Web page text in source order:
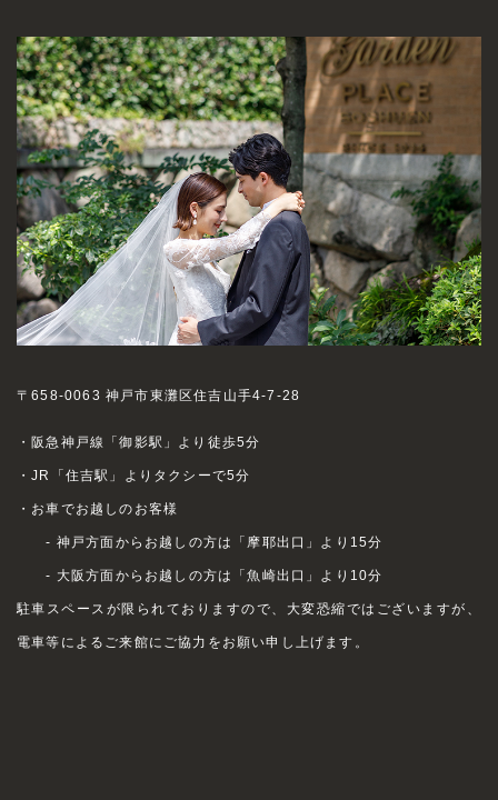
〒658-0063 神戸市東灘区住吉山手4-7-28
・阪急神戸線「御影駅」より徒歩5分
・JR「住吉駅」よりタクシーで5分
・お車でお越しのお客様
- 神戸方面からお越しの方は「摩耶出口」より15分
- 大阪方面からお越しの方は「魚崎出口」より10分
駐車スペースが限られておりますので、大変恐縮ではございますが、
電車等によるご来館にご協力をお願い申し上げます。